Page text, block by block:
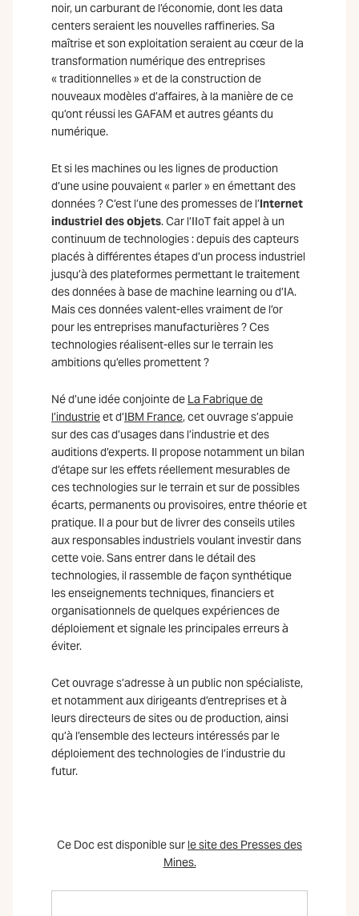
noir, un carburant de l’économie, dont les data
centers seraient les nouvelles raffineries. Sa
maîtrise et son exploitation seraient au cœur de la
transformation numérique des entreprises
« traditionnelles » et de la construction de
nouveaux modèles d’affaires, à la manière de ce
qu’ont réussi les GAFAM et autres géants du
numérique.
Et si les machines ou les lignes de production
d’une usine pouvaient « parler » en émettant des
données ? C’est l’une des promesses de l’Internet
industriel des objets. Car l’IIoT fait appel à un
continuum de technologies : depuis des capteurs
placés à différentes étapes d’un process industriel
jusqu’à des plateformes permettant le traitement
des données à base de machine learning ou d’IA.
Mais ces données valent-elles vraiment de l’or
pour les entreprises manufacturières ? Ces
technologies réalisent-elles sur le terrain les
ambitions qu’elles promettent ?
Né d’une idée conjointe de La Fabrique de
l’industrieet d’IBM France, cet ouvrage s’appuie
sur des cas d’usages dans l’industrie et des
auditions d’experts. Il propose notamment un bilan
d’étape sur les effets réellement mesurables de
ces technologies sur le terrain et sur de possibles
écarts, permanents ou provisoires, entre théorie et
pratique. Il a pour but de livrer des conseils utiles
aux responsables industriels voulant investir dans
cette voie. Sans entrer dans le détail des
technologies, il rassemble de façon synthétique
les enseignements techniques, financiers et
organisationnels de quelques expériences de
déploiement et signale les principales erreurs à
éviter.
Cet ouvrage s’adresse à un public non spécialiste,
et notamment aux dirigeants d’entreprises et à
leurs directeurs de sites ou de production, ainsi
qu’à l’ensemble des lecteurs intéressés par le
déploiement des technologies de l’industrie du
futur.
Ce Doc est disponible sur le site des Presses des
Mines.